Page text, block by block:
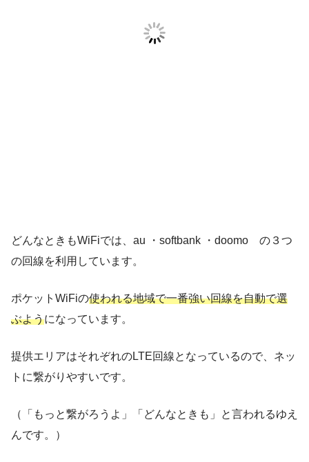
どんなときもWiFiでは、 au ・softbank ・doomo の３つ
の回線を利用しています。
ポケットWiFiの使われる地域で一番強い回線を自動で選
ぶようになっています。
提供エリアはそれぞれのLTE回線となっているので、ネッ
トに繋がりやすいです。
（「もっと繋がろうよ」「どんなときも」と言われるゆえ
んです。）